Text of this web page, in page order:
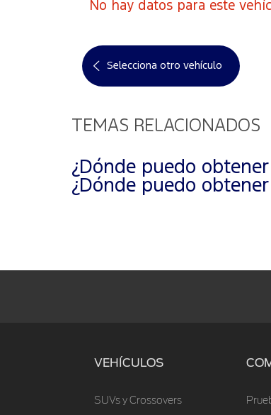
No hay datos para este
Selecciona otro vehículo
TEMAS RELACIONADOS
¿Dónde puedo
¿Dónde puedo
VEHÍCULOS
SUVs y Crossovers